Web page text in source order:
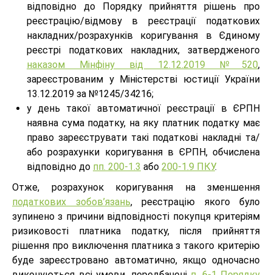
відповідно до Порядку прийняття рішень про
реєстрацію/відмову в реєстрації податкових
накладних/розрахунків коригування в Єдиному
реєстрі податкових накладних, затвердженого
наказом Мінфіну від 12.12.2019 №520,
зареєстрованим у Міністерстві юстиції України
13.12.2019 за №1245/34216;
у день такої автоматичної реєстрації в ЄРПН
наявна сума податку, на яку платник податку має
право зареєструвати такі податкові накладні та/
або розрахунки коригування в ЄРПН, обчислена
відповідно до пп. 200-1.3 або 200-1.9 ПКУ.
Отже, розрахунок коригування на зменшення
податкових зобов’язань, реєстрацію якого було
зупинено з причини відповідності покупця критеріям
ризиковості платника податку, після прийняття
рішення про виключення платника з такого критерію
буде зареєстровано автоматично, якщо одночасно